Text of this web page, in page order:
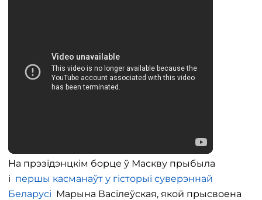
На прэзідэнцкім борце ў Маскву прыбыла
і першы касманаўт у гісторыі суверэннай
Беларусі Марына Васілеўская, якой прысвоена